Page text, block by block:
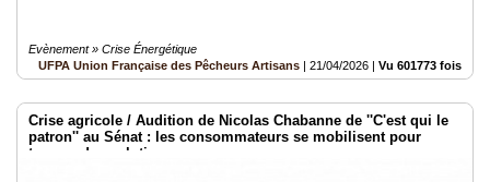
Evènement » Crise Énergétique
UFPA Union Française des Pêcheurs Artisans | 21/04/2026 | Vu 601773 fois
Crise agricole / Audition de Nicolas Chabanne de ''C'est qui le
patron'' au Sénat : les consommateurs se mobilisent pour
trouver des solutions